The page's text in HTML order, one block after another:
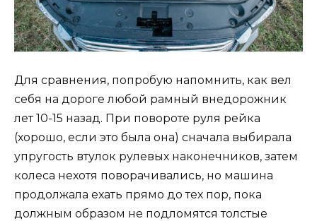
Для сравнения, попробую напомнить, как вел
себя на дороге любой рамный внедорожник
лет 10-15 назад. При повороте руля рейка
(хорошо, если это была она) сначала выбирала
упругость втулок рулевых наконечников, затем
колеса нехотя поворачивались, но машина
продолжала ехать прямо до тех пор, пока
должным образом не подломятся толстые